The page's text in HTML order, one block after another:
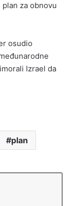
za obnovu
osudio
Izrael da
plan